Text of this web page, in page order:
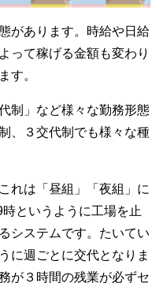
があります。時給や日給
って稼げる金額も変わり
す。
制」など様々な勤務形態
、３交代制でも様々な種
れは「昼組」「夜組」に
というように工場を止
システムです。たいてい
に週ごとに交代となりま
が３時間の残業が必ずセ